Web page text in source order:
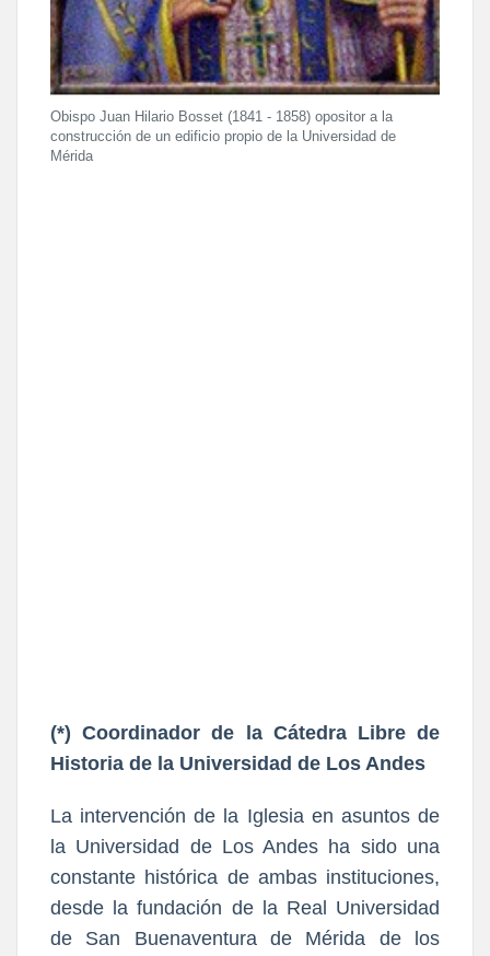
Obispo Juan Hilario Bosset (1841 - 1858) opositor a la
construcción de un edificio propio de la Universidad de
Mérida
(*) Coordinador de la Cátedra Libre de
Historia de la Universidad de Los Andes
La intervención de la Iglesia en asuntos de
la Universidad de Los Andes ha sido una
constante histórica de ambas instituciones,
desde la fundación de la Real Universidad
de San Buenaventura de Mérida de los